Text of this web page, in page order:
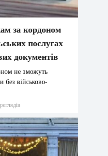
за кордоном
послугах
документів
не зможуть
без військово-